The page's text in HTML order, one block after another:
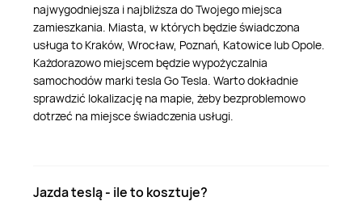
najwygodniejsza i najbliższa do Twojego miejsca
zamieszkania. Miasta, w których będzie świadczona
usługa to Kraków, Wrocław, Poznań, Katowice lub Opole.
Każdorazowo miejscem będzie wypożyczalnia
samochodów marki tesla Go Tesla. Warto dokładnie
sprawdzić lokalizację na mapie, żeby bezproblemowo
dotrzeć na miejsce świadczenia usługi.
Jazda teslą - ile to kosztuje?